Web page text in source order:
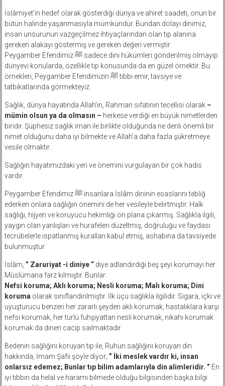
İslâmiyet’in hedef olarak gösterdiği dünya ve ahiret saadeti, onun bir
bütün halinde yaşanmasıyla mümkündür. Bundan dolayı dinimiz,
insan unsurunun vazgeçilmez ihtiyaçlarından olan tıp alanına
gereken alakayı göstermiş ve gereken değeri vermiştir.
Peygamber Efendimiz ﷺ sadece dini hükümleri gönderilmiş olmayıp
dünyevi konularda, özellikle tıp konusunda da en güzel örnektir. Bu
örnekleri, Peygamber Efendimizin ﷺ tıbbı emir, tavsiye ve
tatbikatlarında görmekteyiz.
Sağlık, dünya hayatında Allah’ın, Rahman sıfatının tecellisi olarak –
mümin olsun ya da olmasın – herkese verdiği en büyük nimetlerden
biridir. Şüphesiz sağlık iman ile birlikte olduğunda ne denli önemli bir
nimet olduğunu daha iyi bilmekte ve Allah’a daha fazla şükretmeye
vesile olmaktır.
Sağlığın hayatımızdaki yeri ve önemini vurgulayan bir çok hadis
vardır.
Peygamber Efendimiz ﷺ insanlara İslâm dininin esaslarını tebliğ
ederken onlara sağlığın önemini de her vesileyle belirtmiştir. Halk
sağlığı, hijyen ve koruyucu hekimliği ön plana çıkarmış. Sağlıkla ilgili,
yaygın olan yanlışları ve hurafeleri düzeltmiş, doğruluğu ve faydası
tecrübelerle ispatlanmış kuralları kabul etmiş, ashabına da tavsiyede
bulunmuştur.
İslâm, ” Zaruriyat -i diniye “diye adlandırdığı beş şeyi korumayı her
Müslümana farz kılmıştır. Bunlar:
Nefsi koruma; Aklı koruma; Nesli koruma; Malı koruma; Dini
koruma olarak sınıflandırılmıştır. İlk üçü sağlıkla ilgilidir. Sigara, içki ve
uyuşturucu benzeri her zararlı şeyden aklı korumak, hastalıklara karşı
nefsi korumak, her türlü fuhşiyattan nesli korumak, nikahı korumak
korumak da dinen cacip saılmaktadır.
Bedenin sağlığını koruyan tıp ile, Ruhun sağlığını koruyan din
hakkında, İmam Şafii şöyle diyor; ” İki meslek vardır ki, insan
onlarsız edemez; Bunlar tıp bilim adamlarıyla din alimleridir. ” En
iyi tıbbın da helal ve haramı bilmede olduğu bilgisinden başka bilgi